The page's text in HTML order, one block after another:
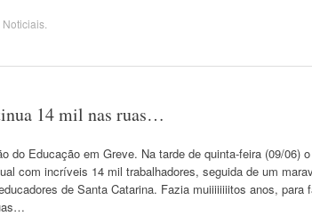
Noticiais
14 mil nas ruas…
do Educação em Greve. Na tarde de quinta-feira (09/06)
com incríveis 14 mil trabalhadores, seguida de um
de Santa Catarina. Fazia muiiiiiiiitos anos, para